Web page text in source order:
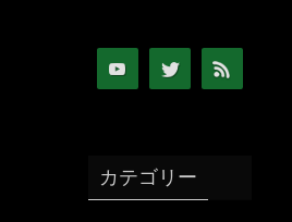
カテゴリー